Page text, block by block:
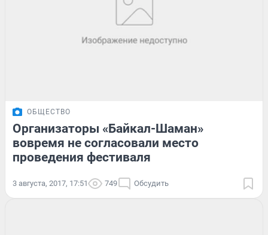
ОБЩЕСТВО
Организаторы «Байкал-Шаман»
вовремя не согласовали место
проведения фестиваля
3 августа, 2017, 17:51 749 Обсудить